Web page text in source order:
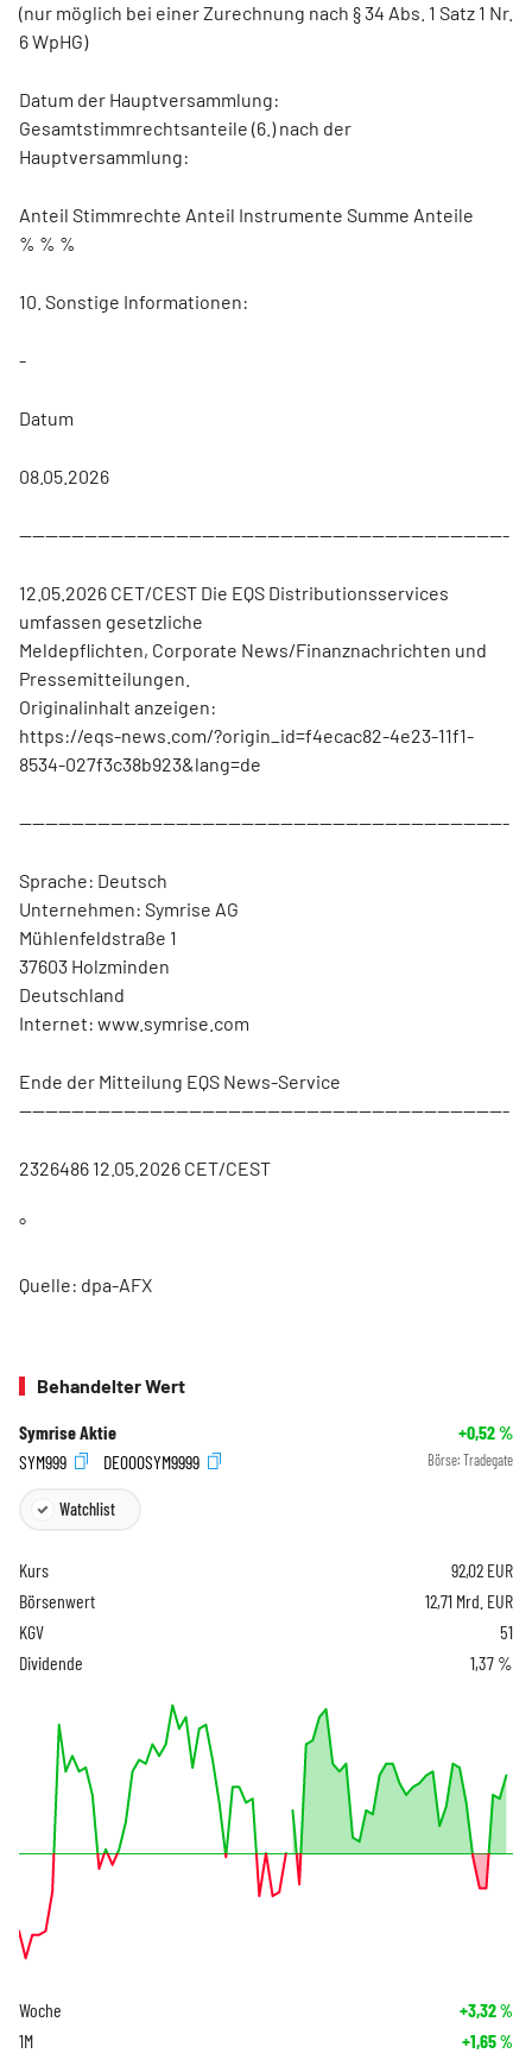
(nur möglich bei einer Zurechnung nach § 34 Abs. 1 Satz 1 Nr.
6 WpHG)
Datum der Hauptversammlung:
Gesamtstimmrechtsanteile (6.) nach der
Hauptversammlung:
Anteil Stimmrechte Anteil Instrumente Summe Anteile
% % %
10. Sonstige Informationen:
-
Datum
08.05.2026
---------------------------------------------------------------------------
12.05.2026 CET/CEST Die EQS Distributionsservices
umfassen gesetzliche
Meldepflichten, Corporate News/Finanznachrichten und
Pressemitteilungen.
Originalinhalt anzeigen:
https://eqs-news.com/?origin_id=f4ecac82-4e23-11f1-
8534-027f3c38b923&lang=de
---------------------------------------------------------------------------
Sprache: Deutsch
Unternehmen: Symrise AG
Mühlenfeldstraße 1
37603 Holzminden
Deutschland
Internet: www.symrise.com
Ende der Mitteilung EQS News-Service
---------------------------------------------------------------------------
2326486 12.05.2026 CET/CEST
°
Quelle: dpa-AFX
Behandelter Wert
Symrise Aktie +0,52%
SYM999
DE000SYM9999 Börse: Tradegate
Watchlist
Kurs 92,02 EUR
Börsenwert
12,71 Mrd. EUR
KGV
51
Dividende
1,37 %
Woche +3,32%
1M +1,65%